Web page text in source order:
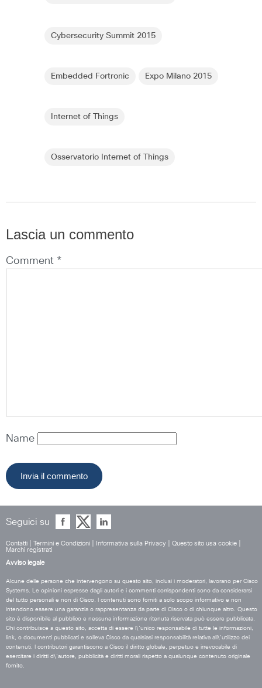
Cybersecurity Summit 2015
Embedded Fortronic Expo Milano 2015
Internet of Things
Osservatorio Internet of Things
Lascia un commento
Comment *
Name
Seguici su
Contatti Termini e Condizioni Informativa sulla Privacy Questo sito usa cookie
Marchi registrati
Avviso legale
Alcune delle persone che intervengono su questo sito, inclusi i moderatori, lavorano per Cisco
Systems. Le opinioni espresse dagli autori e i commenti corrispondenti sono da considerarsi
del tutto personali e non di Cisco. I contenuti sono forniti a solo scopo informativo e non
intendono essere una garanzia o rappresentanza da parte di Cisco o di chiunque altro. Questo
sito è disponibile al pubblico e nessuna informazione ritenuta riservata può essere pubblicata.
Chi contribuisce a questo sito, accetta di essere l\'unico responsabile di tutte le informazioni,
link, o documenti pubblicati e solleva Cisco da qualsiasi responsabilità relativa all\'utilizzo dei
contenuti. I contributori garantiscono a Cisco il diritto globale, perpetuo e irrevocabile di
esercitare i diritti d\'autore, pubblicità e diritti morali rispetto a qualunque contenuto originale
fornito.